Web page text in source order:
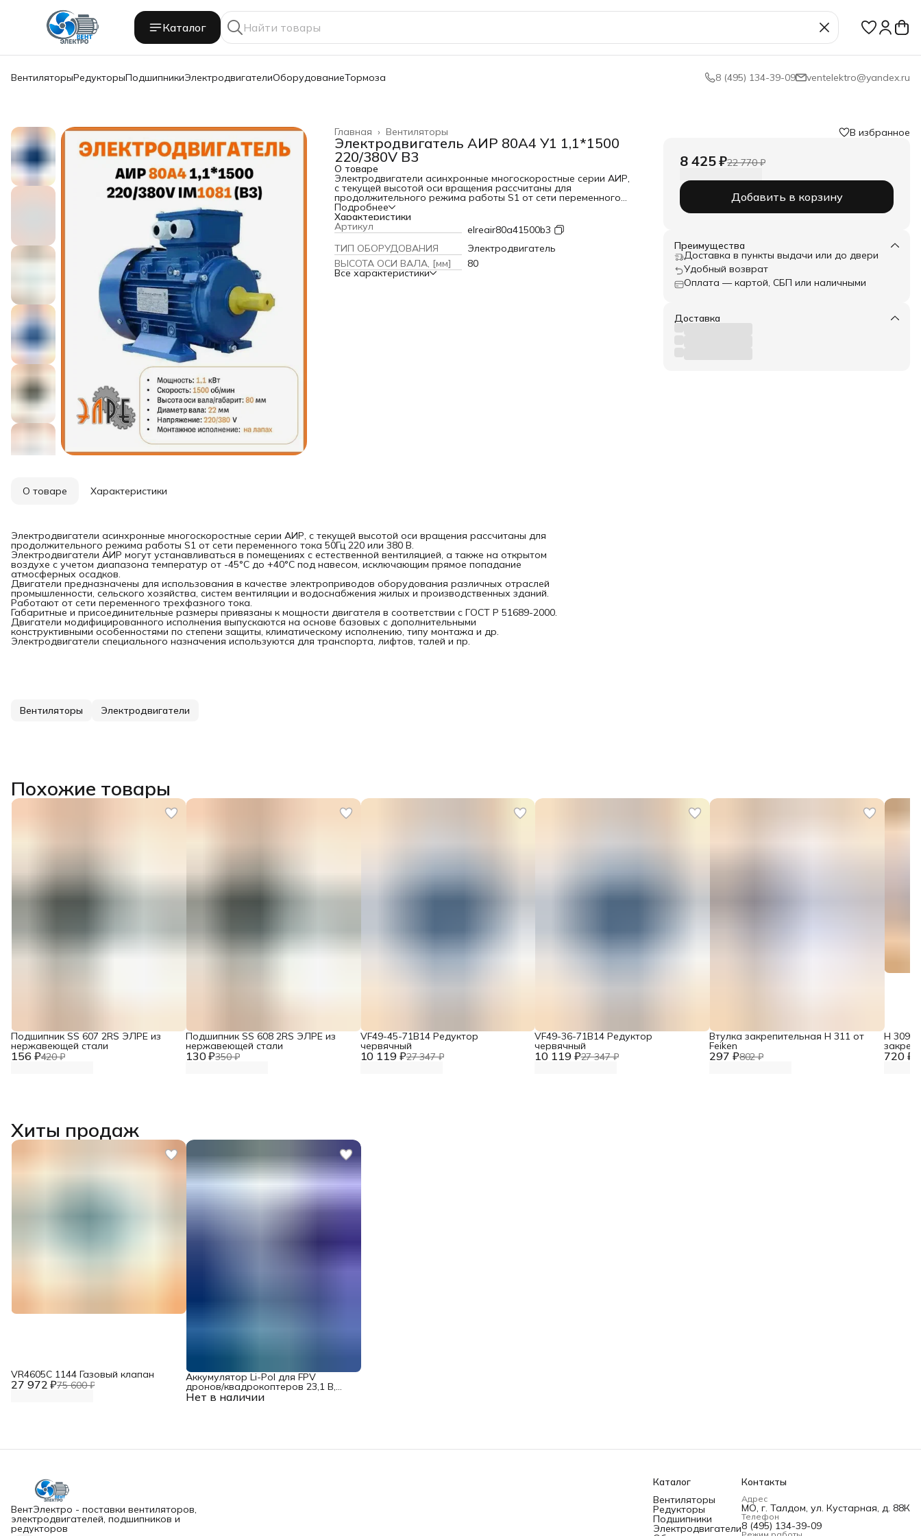
Каталог
ВентиляторыРедукторыПодшипникиЭлектродвигателиОборудованиеТормоза 8 (495) 134-39-09 ventelektro@yandex.ru
Вентиляторы
Главная ›
Электродвигатель АИР 80A4 У1 1,1*1500
220/380V B3
О товаре
Электродвигатели асинхронные многоскоростные серии АИР,
с текущей высотой оси вращения рассчитаны для
продолжительного режима работы S1 от сети переменного
тока 50Гц 220 или 380 B.
Электродвигатели АИР могут устанавливаться в помещениях с
естественной вентиляцией, а также на открытом воздухе с
учетом диапазона температур от -45°С до +40°С под навесом,
исключающим прямое попадание атмосферных осадков.
Двигатели предназначены для использования в качестве
электроприводов оборудования различных отраслей
промышленности, сельского хозяйства, систем вентиляции и
Подробнее
Характеристики
Артикул
elreair80a41500b3
ТИП ОБОРУДОВАНИЯ
Электродвигатель
ВЫСОТА ОСИ ВАЛА, [мм]
80
Все характеристики
В избранное
8 425 ₽22 770 ₽
Добавить в корзину
Преимущества
Доставка в пункты выдачи или до двери
Удобный возврат
Оплата — картой, СБП или наличными
Доставка
О товаре Характеристики
Электродвигатели асинхронные многоскоростные серии АИР, с текущей высотой оси вращения рассчитаны для
продолжительного режима работы S1 от сети переменного тока 50Гц 220 или 380 B.
Электродвигатели АИР могут устанавливаться в помещениях с естественной вентиляцией, а также на открытом
воздухе с учетом диапазона температур от -45°С до +40°С под навесом, исключающим прямое попадание
атмосферных осадков.
Двигатели предназначены для использования в качестве электроприводов оборудования различных отраслей
промышленности, сельского хозяйства, систем вентиляции и водоснабжения жилых и производственных зданий.
Работают от сети переменного трехфазного тока.
Габаритные и присоединительные размеры привязаны к мощности двигателя в соответствии с ГОСТ Р 51689-2000.
Двигатели модифицированного исполнения выпускаются на основе базовых с дополнительными
конструктивными особенностями по степени защиты, климатическому исполнению, типу монтажа и др.
Электродвигатели специального назначения используются для транспорта, лифтов, талей и пр.
Вентиляторы Электродвигатели
Похожие товары
156 ₽420 ₽
Подшипник SS 607 2RS ЭЛРЕ из
нержавеющей стали
130 ₽350 ₽
Подшипник SS 608 2RS ЭЛРЕ из
нержавеющей стали
10 119 ₽27 347 ₽
VF49-45-71B14 Редуктор
червячный
10 119 ₽27 347 ₽
VF49-36-71B14 Редуктор
червячный
297 ₽802 ₽
Втулка закрепительная H 311 от
Feiken
720 ₽
H 309
Хиты продаж
27 972 ₽75 600 ₽
VR4605С 1144 Газовый клапан
Нет в наличии
Аккумулятор Li-Pol для FPV
дронов/квадрокоптеров 23,1 В,
10000 мАч, 370 ВТ
ВентЭлектро - поставки вентиляторов,
электродвигателей, подшипников и
редукторов
Каталог
Вентиляторы
Редукторы
Подшипники
Электродвигатели
Контакты
Адрес
МО, г. Талдом, ул. Кустарная, д. 88К
Телефон
8 (495) 134-39-09